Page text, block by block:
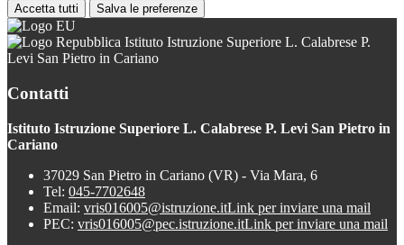
Accetta tutti Salva le preferenze
Istituto Istruzione Superiore L. Calabrese P.
Levi San Pietro in Cariano
Contatti
Istituto Istruzione Superiore L. Calabrese P. Levi San Pietro in
Cariano
37029 San Pietro in Cariano (VR) - Via Mara, 6
Tel: 045-7702648
Email: vris016005@istruzione.itLink per inviare una mail
PEC: vris016005@pec.istruzione.itLink per inviare una mail